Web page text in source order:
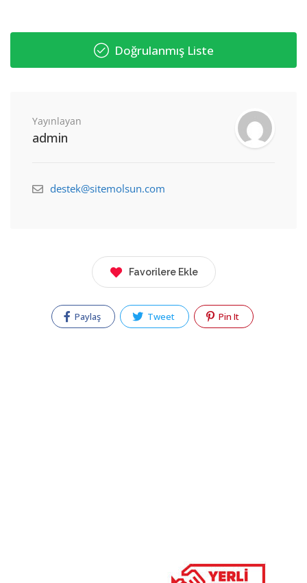
Doğrulanmış Liste
Yayınlayan
admin
destek@sitemolsun.com
Favorilere Ekle
Paylaş Tweet Pin It